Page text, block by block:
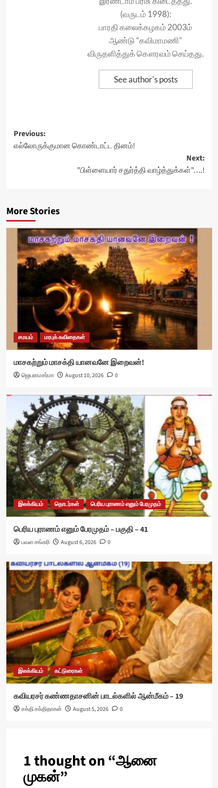
(வருடம் 1998):
பாரதி கலைக்கழகம் 2003ம்
ஆண்டு “கவிமாமணி”
விருதளித்துக் கௌரவம் செய்தது.
See author's posts
Post
navigation
Previous:
எல்லோருக்குமான கொண்டாட்ட தினம்!
Next:
”பிள்ளையார் சதுர்த்தி வாழ்த்துக்கள்”….!
More Stories
சமயம் மரபுக் கவிதைகள்
மாசகற்றும் மாசக்தி யானவனே இறைவன்!
ஜெயராமசர்மா August 10, 2026 0
இலக்கியம் தொடர்கள் பெரிய புராணம் எனும் பேரமுதம்
பெரிய புராணம் எனும் பேரமுதம் – பகுதி – 41
பவள சங்கரி August 6, 2026 0
இலக்கியம் கட்டுரைகள்
கவியரசர் கண்ணதாசனின் பாடல்களில் ஆன்மீகம் – 19
சக்தி சக்திதாசன் August 5, 2026 0
1 thought on “ஆனை
முகன்”